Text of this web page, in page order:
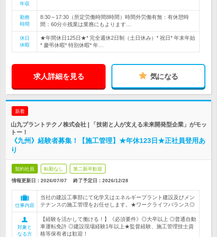
年収
勤務
時間
8:30～17:30（所定労働時間8時間）時間外労働有無：有休憩時
間：60分※残業は業務にもよります…
休日
休暇
★年間休日125日★* 完全週休2日制（土日休み）* 祝日* 年末年始
* 慶弔休暇* 特別休暇* 年…
求人詳細を見る 気になる
新着
山九プラントテクノ株式会社 | 「技術と人が支える未来開発型企業」がモッ
トー！
《九州》経験者募集！【施工管理】★年休123日★正社員登用あ
り
契約社員 転勤なし 第二新卒歓迎
情報更新日：2026/07/07 終了予定日： 2026/12/28
仕事内容
当社の建設工事部にて化学又はエネルギープラント建設及びメン
テナンスの施工管理をお任せします。★ワークライフバランス◎
対象と
なる方
【経験を活かして働ける！】《必須要件》◎大卒以上 ◎普通自動
車運転免許 ◎建設現場経験1年以上★監督経験、施工管理技士資
格等保有者は歓迎！